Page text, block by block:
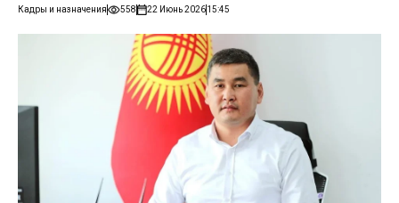
Кадры и назначения 558 22 Июнь 202615:45